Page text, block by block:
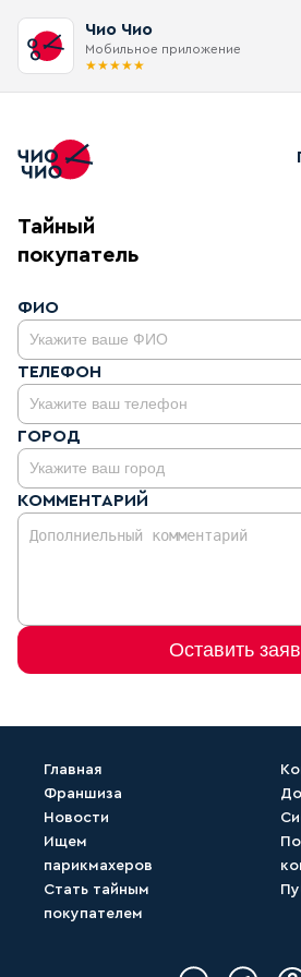
Чио Чио
Мобильное приложение
★★★★★
Тайный
Тайный
покупатель
ФИО
ТЕЛЕФОН
ГОРОД
КОММЕНТАРИЙ
Оставить
Главная
Франшиза
Новости
Ищем
парикмахеров
Стать тайным
покупателем